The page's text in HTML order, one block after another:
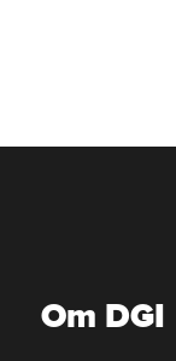
Om DGI